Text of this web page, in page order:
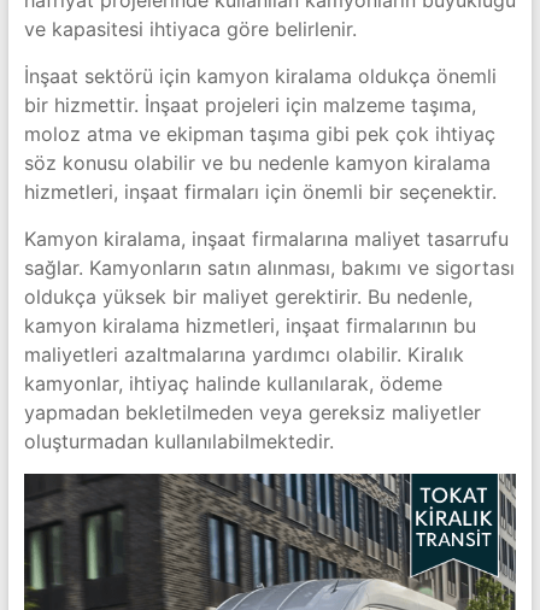
ve kapasitesi ihtiyaca göre belirlenir.
İnşaat sektörü için kamyon kiralama oldukça önemli
bir hizmettir. İnşaat projeleri için malzeme taşıma,
moloz atma ve ekipman taşıma gibi pek çok ihtiyaç
söz konusu olabilir ve bu nedenle kamyon kiralama
hizmetleri, inşaat firmaları için önemli bir seçenektir.
Kamyon kiralama, inşaat firmalarına maliyet tasarrufu
sağlar. Kamyonların satın alınması, bakımı ve sigortası
oldukça yüksek bir maliyet gerektirir. Bu nedenle,
kamyon kiralama hizmetleri, inşaat firmalarının bu
maliyetleri azaltmalarına yardımcı olabilir. Kiralık
kamyonlar, ihtiyaç halinde kullanılarak, ödeme
yapmadan bekletilmeden veya gereksiz maliyetler
oluşturmadan kullanılabilmektedir.